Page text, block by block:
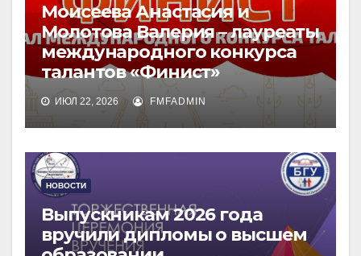
Моисеева Анастасия и
Молотова Валерия – лауреаты
международного конкурса
талантов «Финист»
ИЮЛ 22, 2026 FMFADMIN
НОВОСТИ
Выпускникам 2026 года
вручили дипломы о высшем